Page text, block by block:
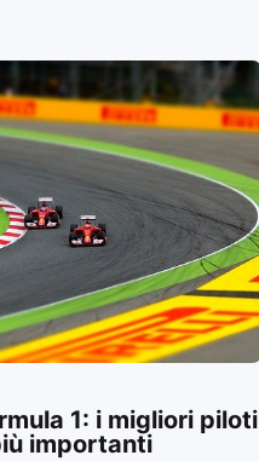
1: i migliori piloti
importanti